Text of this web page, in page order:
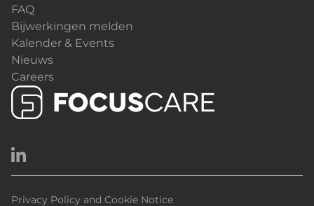
FAQ
Bijwerkingen melden
Kalender & Events
Nieuws
Careers
Privacy Policy and Cookie Notice